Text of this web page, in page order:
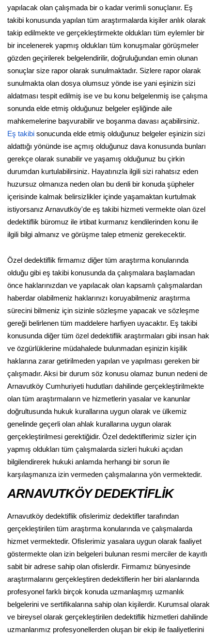
yapılacak olan çalışmada bir o kadar verimli sonuçlanır. Eş
takibi konusunda yapılan tüm araştırmalarda kişiler anlık olarak
takip edilmekte ve gerçekleştirmekte oldukları tüm eylemler bir
bir incelenerek yapmış oldukları tüm konuşmalar görüşmeler
gözden geçirilerek belgelendirilir, doğruluğundan emin olunan
sonuçlar size rapor olarak sunulmaktadır. Sizlere rapor olarak
sunulmakta olan dosya olumsuz yönde ise yani eşinizin sizi
aldatması tespit edilmiş ise ve bu konu belgelenmiş ise çalışma
sonunda elde etmiş olduğunuz belgeler eşliğinde aile
mahkemelerine başvurabilir ve boşanma davası açabilirsiniz.
Eş takibi sonucunda elde etmiş olduğunuz belgeler eşinizin sizi
aldattığı yönünde ise açmış olduğunuz dava konusunda bunları
gerekçe olarak sunabilir ve yaşamış olduğunuz bu çirkin
durumdan kurtulabilirsiniz. Hayatınızla ilgili sizi rahatsız eden
huzursuz olmanıza neden olan bu denli bir konuda şüpheler
içerisinde kalmak belirsizlikler içinde yaşamaktan kurtulmak
istiyorsanız Arnavutköy'de eş takibi hizmeti vermekte olan özel
dedektiflik büromuz ile irtibat kurmanız kendilerinden konu ile
ilgili bilgi almanız ve görüşme talep etmeniz gerekecektir.
Özel dedektiflik firmamız diğer tüm araştırma konularında
olduğu gibi eş takibi konusunda da çalışmalara başlamadan
önce haklarınızdan ve yapılacak olan kapsamlı çalışmalardan
haberdar olabilmeniz haklarınızı koruyabilmeniz araştırma
sürecini bilmeniz için sizinle sözleşme yapacak ve sözleşme
gereği belirlenen tüm maddelere harfiyen uyacaktır. Eş takibi
konusunda diğer tüm özel dedektiflik araştırmaları gibi insan hak
ve özgürlüklerine müdahalede bulunmadan eşinizin kişilik
haklarına zarar getirilmeden yapılan ve yapılması gereken bir
çalışmadır. Aksi bir durum söz konusu olamaz bunun nedeni de
Arnavutköy Cumhuriyeti hudutları dahilinde gerçekleştirilmekte
olan tüm araştırmaların ve hizmetlerin yasalar ve kanunlar
doğrultusunda hukuk kurallarına uygun olarak ve ülkemiz
genelinde geçerli olan ahlak kurallarına uygun olarak
gerçekleştirilmesi gerektiğidir. Özel dedektiflerimiz sizler için
yapmış oldukları tüm çalışmalarda sizleri hukuki açıdan
bilgilendirerek hukuki anlamda herhangi bir sorun ile
karşılaşmanıza izin vermeden çalışmalarına yön vermektedir.
ARNAVUTKÖY DEDEKTİFLİK
Arnavutköy dedektiflik ofislerimiz dedektifler tarafından
gerçekleştirilen tüm araştırma konularında ve çalışmalarda
hizmet vermektedir. Ofislerimiz yasalara uygun olarak faaliyet
göstermekte olan izin belgeleri bulunan resmi merciler de kayıtlı
sabit bir adrese sahip olan ofislerdir. Firmamız bünyesinde
araştırmalarını gerçekleştiren dedektiflerin her biri alanlarında
profesyonel farklı birçok konuda uzmanlaşmış uzmanlık
belgelerini ve sertifikalarına sahip olan kişilerdir. Kurumsal olarak
ve bireysel olarak gerçekleştirilen dedektiflik hizmetleri dahilinde
uzmanlarımız profesyonellerden oluşan bir ekip ile faaliyetlerini